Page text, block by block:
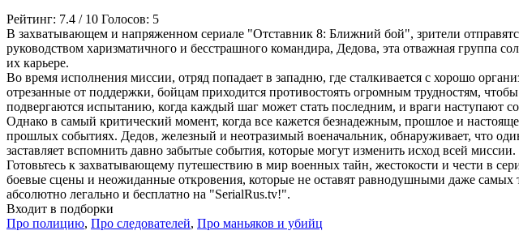
Рейтинг: 7.4 / 10 Голосов: 5
В захватывающем и напряженном сериале "Отставник 8: Ближний бой", зрители
руководством харизматичного и бесстрашного командира, Дедова, эта отважная группа
их карьере.
Во время исполнения миссии, отряд попадает в западню, где сталкивается с хорошо
отрезанные от поддержки, бойцам приходится противостоять огромным трудностям,
подвергаются испытанию, когда каждый шаг может стать последним, и враги наступают со
Однако в самый критический момент, когда все кажется безнадежным, прошлое и
прошлых событиях. Дедов, железный и неотразимый военачальник, обнаруживает, что
заставляет вспомнить давно забытые события, которые могут изменить исход всей миссии.
Готовьтесь к захватывающему путешествию в мир военных тайн, жестокости и чести в
боевые сцены и неожиданные откровения, которые не оставят равнодушными даже
абсолютно легально и бесплатно на "SerialRus.tv!".
Входит в подборки
Про полицию, Про следователей, Про маньяков и убийц